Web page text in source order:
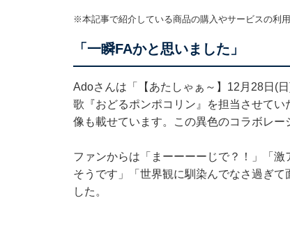
※本記事で紹介している商品の購入やサービスの利
「一瞬FAかと思いました」
Adoさんは「【あたしゃぁ～】12月28日(
歌『おどるポンポコリン』を担当させて
像も載せています。この異色のコラボレー
ファンからは「まーーーーじで？！」「
そうです」「世界観に馴染んでなさ過ぎ
した。